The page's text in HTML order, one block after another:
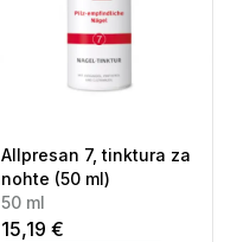
Allpresan 7, tinktura za
nohte (50 ml)
50 ml
15,19 €